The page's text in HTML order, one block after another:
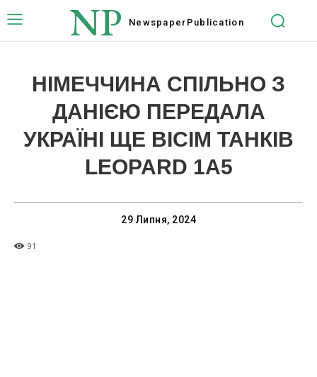
NP Newspaper Publication
НІМЕЧЧИНА СПІЛЬНО З
ДАНІЄЮ ПЕРЕДАЛА
УКРАЇНІ ЩЕ ВІСІМ ТАНКІВ
LEOPARD 1A5
29 Липня, 2024
91